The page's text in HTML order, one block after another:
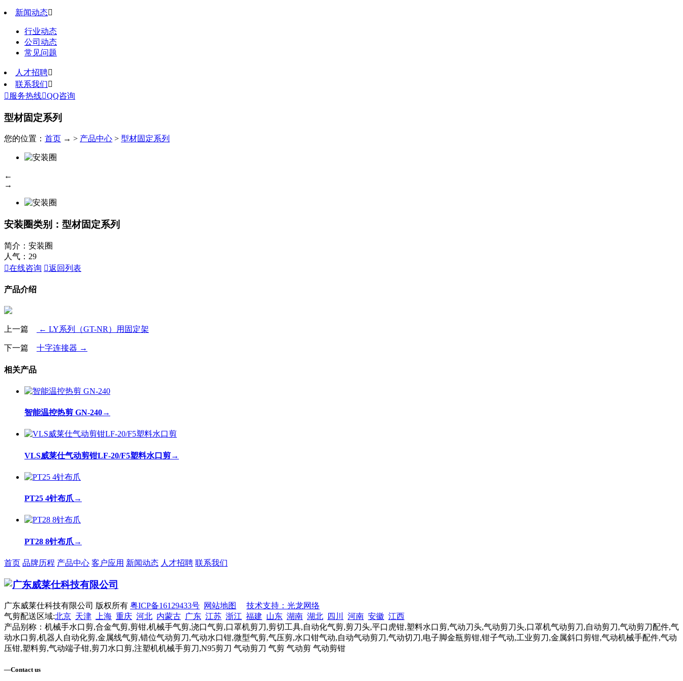
新闻动态
行业动态
公司动态
常见问题
人才招聘
联系我们
 服务热线QQ咨询
型材固定系列
您的位置： 首页 → > 产品中心 > 型材固定系列
←
→
安装圈类别：型材固定系列
简介：安装圈
人气： 29
在线咨询 返回列表
产品介绍
上一篇 ← LY系列（GT-NR）用固定架
下一篇 十字连接器 →
相关产品
智能温控热剪 GN-240→
VLS威莱仕气动剪钳LF-20/F5塑料水口剪→
PT25 4针布爪 →
PT28 8针布爪 →
首页 品牌历程 产品中心 客户应用 新闻动态 人才招聘 联系我们
广东威莱仕科技有限公司 版权所有 粤ICP备16129433号 网站地图
技术支持：光龙网络
气剪配送区域:北京 天津 上海 重庆 河北 内蒙古 广东 江苏 浙江 福建 山东 湖南 湖北 四川 河南 安徽 江西
产品别称：机械手水口剪,合金气剪,剪钳,机械手气剪,浇口气剪,口罩机剪刀,剪切工具,自动化气剪,剪刀头,平口虎钳,塑料水口剪,气动刀头,气动剪刀头,口罩机气动剪刀,自动剪刀,气动剪刀配件,气
动水口剪,机器人自动化剪,金属线气剪,错位气动剪刀,气动水口钳,微型气剪,气压剪,水口钳气动,自动气动剪刀,气动切刀,电子脚金瓶剪钳,钳子气动,工业剪刀,金属斜口剪钳,气动机械手配件,气动
压钳,塑料剪,气动端子钳,剪刀水口剪,注塑机机械手剪刀,N95剪刀 气动剪刀 气剪 气动剪 气动剪钳
—Contact us